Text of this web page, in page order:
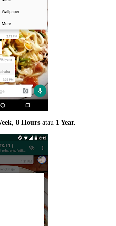
, 8 Hoursatau 1 Year.